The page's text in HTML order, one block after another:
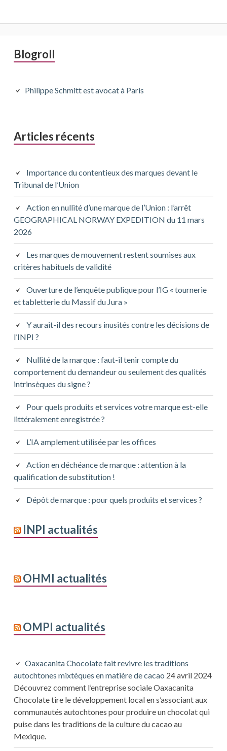
Barre
principale
Blogroll
Philippe Schmitt est avocat à Paris
Articles récents
Importance du contentieux des marques devant le
Tribunal de l’Union
Action en nullité d’une marque de l’Union : l’arrêt
GEOGRAPHICAL NORWAY EXPEDITION du 11 mars
2026
Les marques de mouvement restent soumises aux
critères habituels de validité
Ouverture de l’enquête publique pour l’IG « tournerie
et tabletterie du Massif du Jura »
Y aurait-il des recours inusités contre les décisions de
l’INPI ?
Nullité de la marque : faut-il tenir compte du
comportement du demandeur ou seulement des qualités
intrinsèques du signe ?
Pour quels produits et services votre marque est-elle
littéralement enregistrée ?
L’IA amplement utilisée par les offices
Action en déchéance de marque : attention à la
qualification de substitution !
Dépôt de marque : pour quels produits et services ?
INPI actualités
OHMI actualités
OMPI actualités
Oaxacanita Chocolate fait revivre les traditions
autochtones mixtèques en matière de cacao 24 avril 2024
Découvrez comment l’entreprise sociale Oaxacanita
Chocolate tire le développement local en s’associant aux
communautés autochtones pour produire un chocolat qui
puise dans les traditions de la culture du cacao au
Mexique.